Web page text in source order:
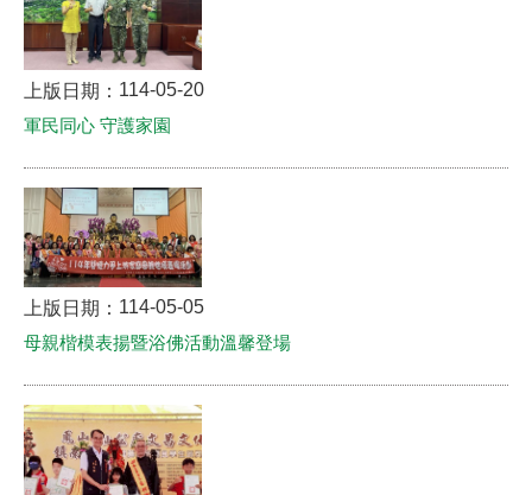
上版日期： 114-05-20
軍民同心 守護家園
上版日期： 114-05-05
母親楷模表揚暨浴佛活動溫馨登場